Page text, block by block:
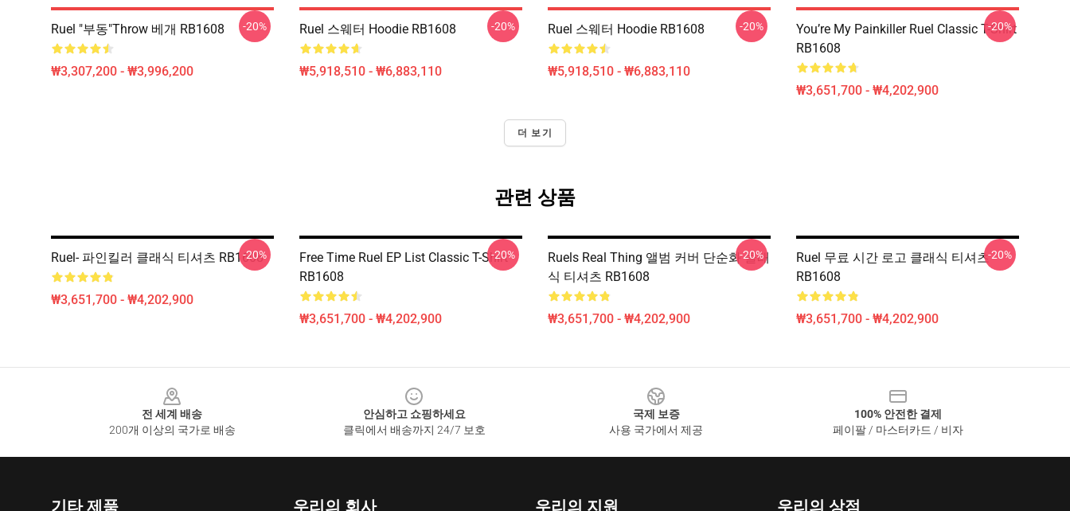
Ruel "부동"Throw 베개 RB1608
₩3,307,200 - ₩3,996,200
-20% Ruel 스웨터 Hoodie RB1608
₩5,918,510 - ₩6,883,110
-20% Ruel 스웨터 Hoodie RB1608
₩5,918,510 - ₩6,883,110
-20%
You’re My Painkiller Ruel Classic T-Shirt
RB1608
₩3,651,700 - ₩4,202,900
-20%
더 보기
관련 상품
Ruel- 파인킬러 클래식 티셔츠 RB1608
₩3,651,700 - ₩4,202,900
-20%
Free Time Ruel EP List Classic T-Shirt
RB1608
₩3,651,700 - ₩4,202,900
-20%
Ruels Real Thing 앨범 커버 단순화 클래
식 티셔츠 RB1608
₩3,651,700 - ₩4,202,900
-20%
Ruel 무료 시간 로고 클래식 티셔츠
RB1608
₩3,651,700 - ₩4,202,900
-20%
전 세계 배송
200개 이상의 국가로 배송
안심하고 쇼핑하세요
클릭에서 배송까지 24/7 보호
국제 보증
사용 국가에서 제공
100% 안전한 결제
페이팔 / 마스터카드 / 비자
기타 제품 우리의 회사 우리의 지원 우리의 상점